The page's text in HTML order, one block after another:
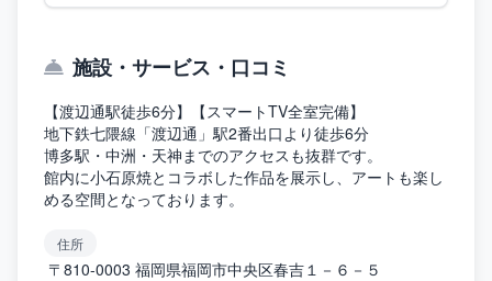
施設・サービス・口コミ
【渡辺通駅徒歩6分】【スマートTV全室完備】
地下鉄七隈線「渡辺通」駅2番出口より徒歩6分
博多駅・中洲・天神までのアクセスも抜群です。
館内に小石原焼とコラボした作品を展示し、アートも楽し
める空間となっております。
住所
〒810-0003 福岡県福岡市中央区春吉１－６－５